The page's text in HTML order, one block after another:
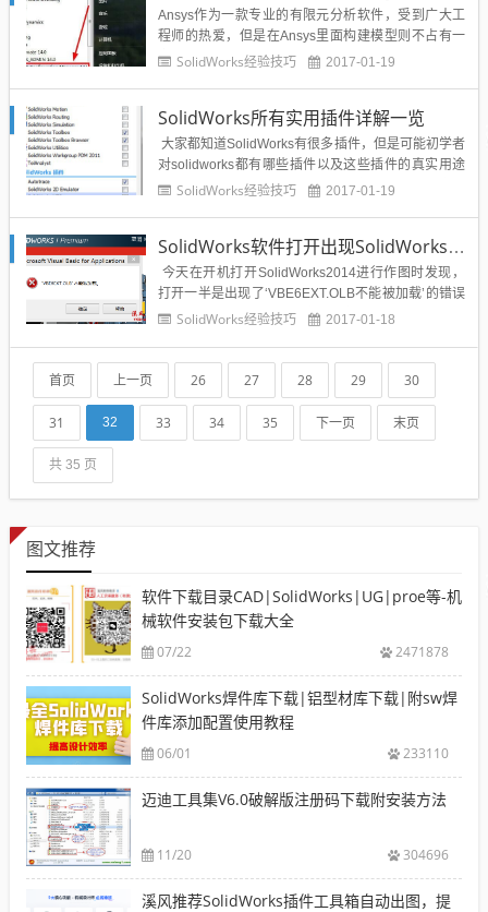
Ansys作为一款专业的有限元分析软件，受到广大工
程师的热爱，但是在Ansys里面构建模型则不占有一
定的优势，所以SolidWorks里面建模，然后导入到An
进行分析呢？下面给出方法把Soli...
SolidWorks经验技巧 2017-01-19
SolidWorks所有实用插件详解一览
大家都知道SolidWorks有很多插件，但是可能初学者
对solidworks都有哪些插件以及这些插件的真实用途
不是很了解，在这里做一些介绍，如有错误请大家批
SolidWorks经验技巧 2017-01-19
SolidWorks软件打开出现SolidWorks启动软件出现VBE6EXT.OLB不能被加载解决方如何解决？
今天在开机打开SolidWorks2014进行作图时发现，
打开一半是出现了‘VBE6EXT.OLB不能被加载’的错误
弹窗SolidWorks崩溃不能使用，如下图所示：下面在
下我找到的这个文...
SolidWorks经验技巧 2017-01-18
首页 上一页 26 27 28 29 30
31 32 33 34 35 下一页 末页
共 35 页
图文推荐
软件下载目录CAD|SolidWorks|UG|proe等-机
械软件安装包下载大全
07/22 2471878
SolidWorks焊件库下载|铝型材库下载|附sw焊
件库添加配置使用教程
06/01 233110
迈迪工具集V6.0破解版注册码下载附安装方法
11/20 304696
溪风推荐SolidWorks插件工具箱自动出图，提